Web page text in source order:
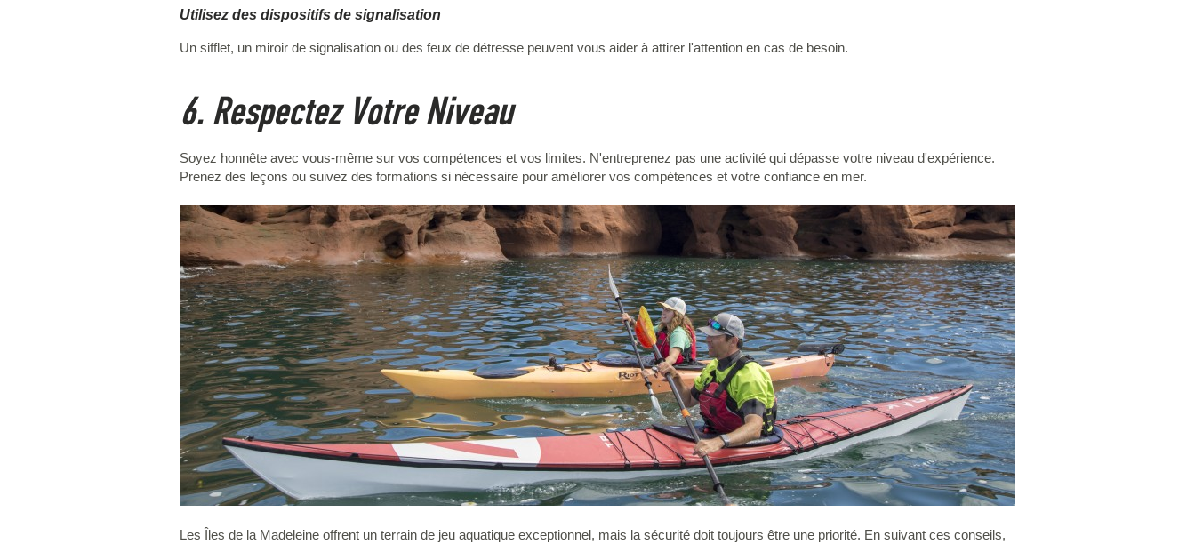
Utilisez des dispositifs de signalisation
Un sifflet, un miroir de signalisation ou des feux de détresse peuvent vous aider à attirer l'attention en cas de besoin.
6. Respectez Votre Niveau
Soyez honnête avec vous-même sur vos compétences et vos limites. N'entreprenez pas une activité qui dépasse votre niveau d'expérience.
Prenez des leçons ou suivez des formations si nécessaire pour améliorer vos compétences et votre confiance en mer.
Les Îles de la Madeleine offrent un terrain de jeu aquatique exceptionnel, mais la sécurité doit toujours être une priorité. En suivant ces conseils,